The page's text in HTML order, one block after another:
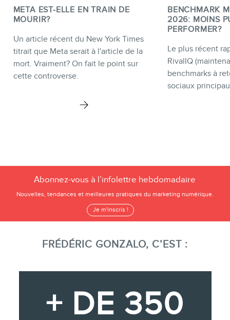
META EST-ELLE EN TRAIN DE
MOURIR?
Un article récent du New York Times
titrait que Meta serait à l'article de la
mort. Vraiment? On fait le point sur
cette controverse.
BENCHMARK
2026: MOINS
PERFORMER?
Le plus récent
RivalIQ
benchmarks à
sociaux
Abonnez-vous à l’infolettre hebdomadaire
Nouvelles, tendances et meilleures pratiques du marketing numérique.
Je m'inscris !
FRÉDÉRIC GONZALO, C’EST :
+ DE 350